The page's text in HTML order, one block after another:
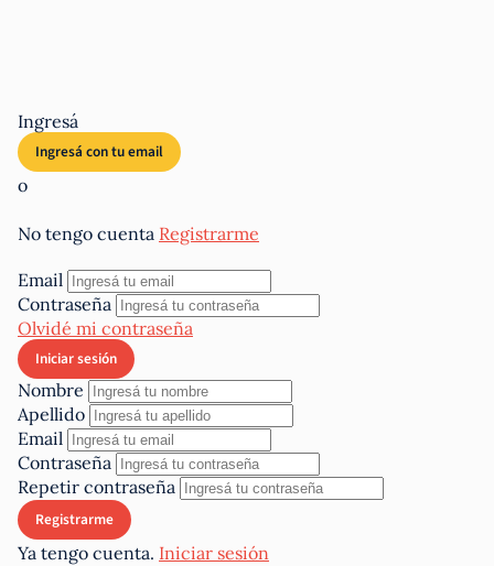
Ingresá
o
No tengo cuenta Registrarme
Email
Contraseña
Olvidé mi contraseña
Nombre
Apellido
Email
Contraseña
Repetir contraseña
Ya tengo cuenta. Iniciar sesión